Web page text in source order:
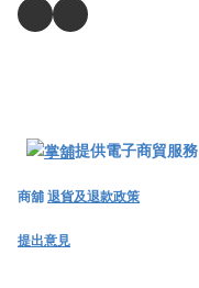
提供電子商貿服務
商舖退貨及退款政策
提出意見